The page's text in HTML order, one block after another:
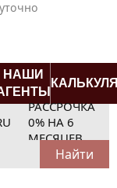
НАШИ
РАССРОЧКА
0% НА 6
МЕСЯЦЕВ